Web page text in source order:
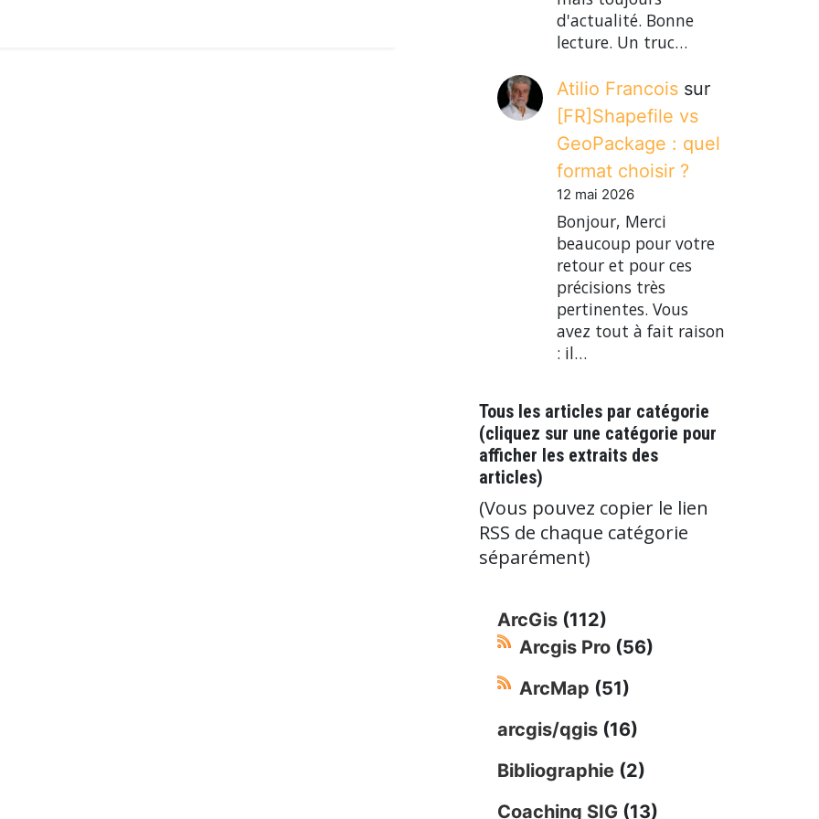
d'actualité. Bonne
lecture. Un truc…
Atilio Francois sur
[FR]Shapefile vs
GeoPackage : quel
format choisir ?
12 mai 2026
Bonjour, Merci
beaucoup pour votre
retour et pour ces
précisions très
pertinentes. Vous
avez tout à fait raison
: il…
Tous les articles par catégorie
(cliquez sur une catégorie pour
afficher les extraits des
articles)
(Vous pouvez copier le lien
RSS de chaque catégorie
séparément)
ArcGis (112)
Arcgis Pro (56)
ArcMap (51)
arcgis/qgis (16)
Bibliographie (2)
Coaching SIG (13)